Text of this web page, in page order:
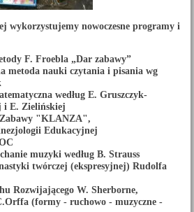
wykorzystujemy nowoczesne programy i
F. Froebla „Dar zabawy”
metoda nauki czytania i pisania wg
według E. Gruszczyk-
i E. Zielińskiej
Zabawy "KLANZA",
Edukacyjnej
muzyki według B. Strauss
twórczej (ekspresyjnej) Rudolfa
Rozwijającego W. Sherborne,
(formy - ruchowo - muzyczne -